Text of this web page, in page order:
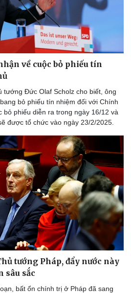
về cuộc bỏ phiếu tín
tướng Đức Olaf Scholz cho biết, ông
bỏ phiếu tín nhiệm đối với Chính
bỏ phiếu diễn ra trong ngày 16/12 và
được tổ chức vào ngày 23/2/2025.
tướng Pháp, đẩy nước này
sâu sắc
bất ổn chính trị ở Pháp đã sang